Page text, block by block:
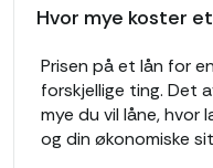
Hvor mye koster
Prisen på et lån for
forskjellige ting. Det
mye du vil låne, hvor
og din økonomiske